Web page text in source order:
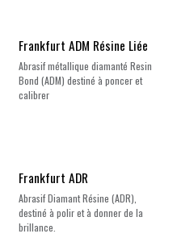
Frankfurt ADM Résine Liée
Abrasif métallique diamanté Resin
Bond (ADM) destiné à poncer et
calibrer
Frankfurt ADR
Abrasif Diamant Résine (ADR),
destiné à polir et à donner de la
brillance.